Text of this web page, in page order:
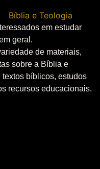
em estudar
geral.
de materiais,
sobre a Bíblia e
bíblicos, estudos
recursos educacionais.